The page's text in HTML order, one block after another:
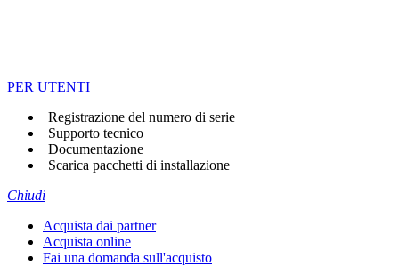
PER UTENTI
Registrazione del numero di serie
Supporto tecnico
Documentazione
Scarica pacchetti di installazione
Chiudi
Acquista dai partner
Acquista online
Fai una domanda sull'acquisto